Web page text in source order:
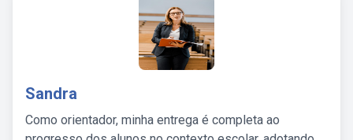
Sandra
Como orientador, minha entrega é completa ao